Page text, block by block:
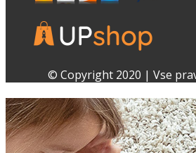
Facebook
Instagram© Copyright 2020 | Vse